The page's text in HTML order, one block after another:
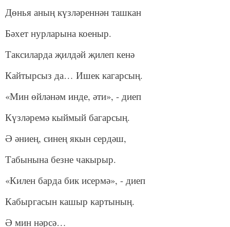
Дөнья аның күзләреннән ташкан
Бәхет нурларына коеныр.
Таксиларда җилдәй җилеп кенә
Кайтырсыз да… Ишек кагарсың.
«Мин өйләнәм инде, әти», - диеп
Күзләремә кыймый багарсың.
Ә әниең, синең якын сердәш,
Табынына безне чакырыр.
«Килен барда бик исермә», - диеп
Кабыргасын кашыр картының.
Ә мин нәрсә…